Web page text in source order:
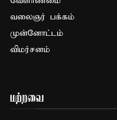
வலைஞர் பக்கம்
முன்னோட்டம்
விமர்சனம்
மற்றவை